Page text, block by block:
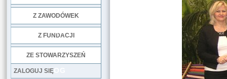
Z ZAWODÓWEK
Z FUNDACJI
ZE STOWARZYSZEŃ
LOG
ZALOGUJ SIĘ